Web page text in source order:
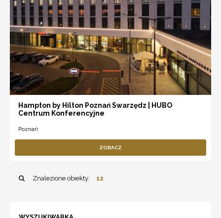
Hampton by Hilton Poznań Swarzędz | HUBO
Centrum Konferencyjne
Poznań
ZOBACZ
Znalezione obiekty: 12